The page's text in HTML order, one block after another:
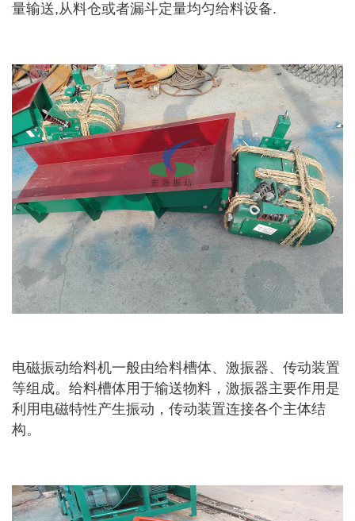
量输送,从料仓或者漏斗定量均匀给料设备.
电磁振动给料机一般由给料槽体、激振器、传动装置
等组成。给料槽体用于输送物料，激振器主要作用是
利用电磁特性产生振动，传动装置连接各个主体结
构。